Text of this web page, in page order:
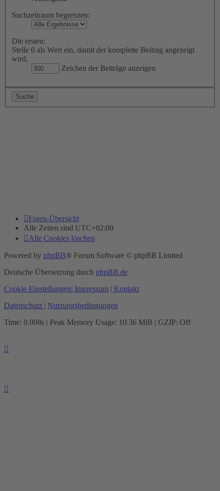
Suchzeitraum begrenzen:
Die ersten:
Stelle 0 als Wert ein, damit der komplette Beitrag angezeigt
wird.
Zeichen der Beiträge anzeigen
Foren-Übersicht
Alle Zeiten sind UTC+02:00
Alle Cookies löschen
Powered by phpBB® Forum Software © phpBB Limited
Deutsche Übersetzung durch phpBB.de
Cookie-Einstellungen| Impressum | Kontakt
Datenschutz | Nutzungsbedingungen
Time: 0.008s | Peak Memory Usage: 10.36 MiB | GZIP: Off